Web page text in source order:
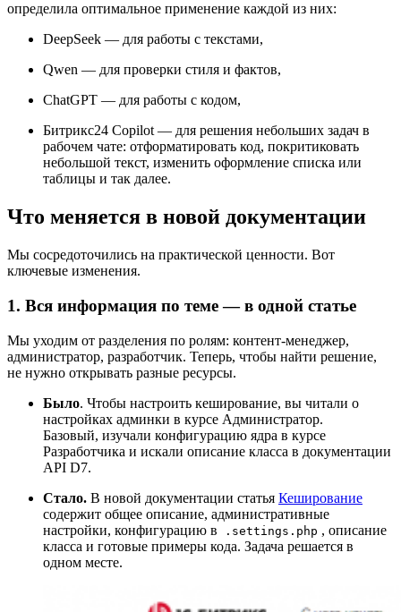
определила оптимальное применение каждой из них:
DeepSeek — для работы с текстами,
Qwen — для проверки стиля и фактов,
ChatGPT — для работы с кодом,
Битрикс24 Copilot — для решения небольших задач в
рабочем чате: отформатировать код, покритиковать
небольшой текст, изменить оформление списка или
таблицы и так далее.
Что меняется в новой документации
Мы сосредоточились на практической ценности. Вот
ключевые изменения.
1. Вся информация по теме — в одной статье
Мы уходим от разделения по ролям: контент-менеджер,
администратор, разработчик. Теперь, чтобы найти решение,
не нужно открывать разные ресурсы.
Было. Чтобы настроить кеширование, вы читали о
настройках админки в курсе Администратор.
Базовый, изучали конфигурацию ядра в курсе
Разработчика и искали описание класса в документации
API D7.
Стало. В новой документации статья Кеширование
содержит общее описание, административные
настройки, конфигурацию в
.settings.php , описание
класса и готовые примеры кода. Задача решается в
одном месте.